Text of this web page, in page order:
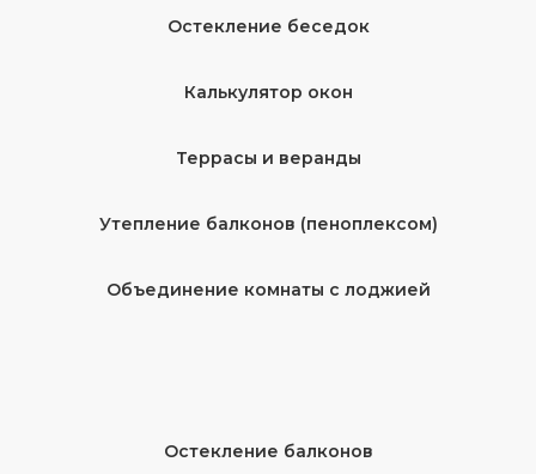
Остекление беседок
Калькулятор окон
Террасы и веранды
Утепление балконов (пеноплексом)
Объединение комнаты с лоджией
Остекление балконов